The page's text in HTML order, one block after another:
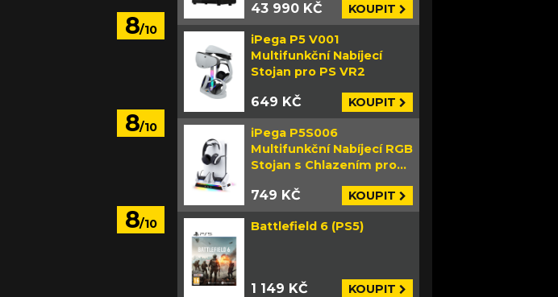
8/10
8/10
8/10
43 990 KČ KOUPIT
iPega P5 V001
Multifunkční Nabíjecí
Stojan pro PS VR2
649 KČ KOUPIT
iPega P5S006
Multifunkční Nabíjecí RGB
Stojan s Chlazením pro
749 KČ KOUPIT
Battlefield 6 (PS5)
1 149 KČ KOUPIT